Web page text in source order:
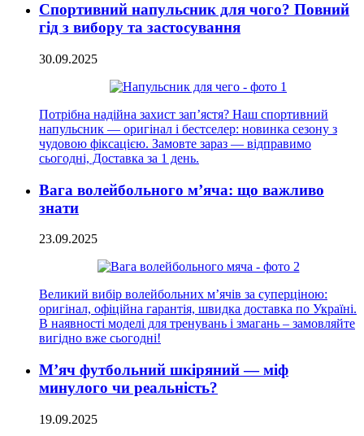
Спортивний напульсник для чого? Повний
гід з вибору та застосування
30.09.2025
Потрібна надійна захист зап’ястя? Наш спортивний
напульсник — оригінал і бестселер: новинка сезону з
чудовою фіксацією. Замовте зараз — відправимо
сьогодні, Доставка за 1 день.
Вага волейбольного м’яча: що важливо
знати
23.09.2025
Великий вибір волейбольних м’ячів за суперціною:
оригінал, офіційна гарантія, швидка доставка по Україні.
В наявності моделі для тренувань і змагань – замовляйте
вигідно вже сьогодні!
М’яч футбольний шкіряний — міф
минулого чи реальність?
19.09.2025